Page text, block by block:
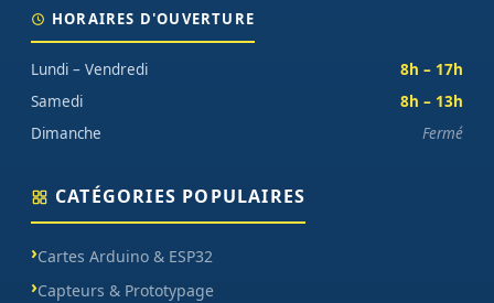
HORAIRES D'OUVERTURE
Lundi – Vendredi
8h – 17h
Samedi
8h – 13h
Dimanche
Fermé
CATÉGORIES POPULAIRES
Cartes Arduino & ESP32
Capteurs & Prototypage